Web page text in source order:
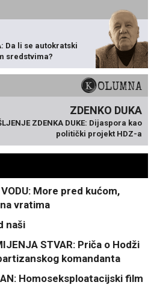
Da li se autokratski
sredstvima?
KOLUMNA
ZDENKO DUKA
ZDENKA DUKE: Dijaspora kao
politički projekt HDZ-a
VODU: More pred kućom,
vratima
naši
STVAR: Priča o Hodži
komandanta
Homoseksploatacijski film